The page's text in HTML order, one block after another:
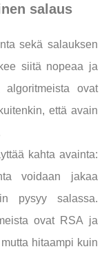
salaus
sekä salauksen
siitä nopeaa ja
algoritmeista ovat
että avain
kahta avainta:
voidaan jakaa
pysyy salassa.
ovat RSA ja
hitaampi kuin